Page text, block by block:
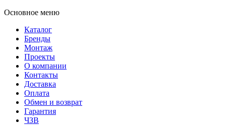
Основное меню
Каталог
Бренды
Монтаж
Проекты
О компании
Контакты
Доставка
Оплата
Обмен и возврат
Гарантия
ЧЗВ